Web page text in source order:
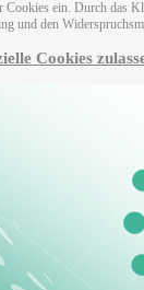
ein. Durch
und den
Cookies